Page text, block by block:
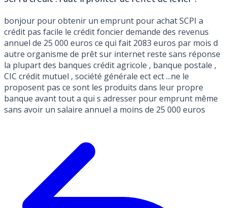
bonjour pour obtenir un emprunt pour achat SCPI a
crédit pas facile le crédit foncier demande des revenus
annuel de 25 000 euros ce qui fait 2083 euros par mois d
autre organisme de prêt sur internet reste sans réponse
la plupart des banques crédit agricole , banque postale ,
CIC crédit mutuel , société générale ect ect ...ne le
proposent pas ce sont les produits dans leur propre
banque avant tout a qui s adresser pour emprunt même
sans avoir un salaire annuel a moins de 25 000 euros